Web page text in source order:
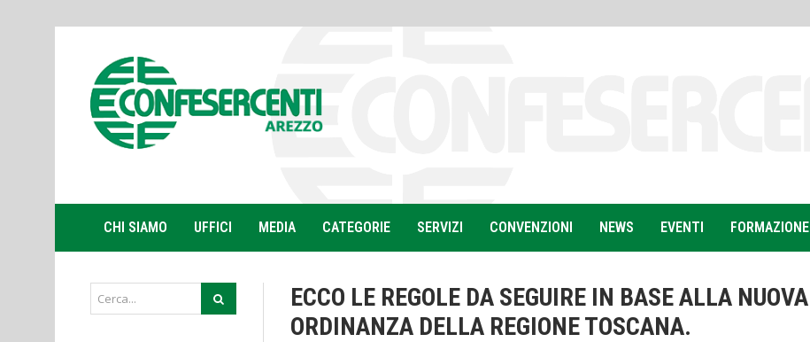
CHI SIAMO UFFICI MEDIA CATEGORIE SERVIZI CONVENZIONI NEWS EVENTI FORMAZIONE
ECCO LE REGOLE DA SEGUIRE IN BASE ALLA NUOVA
ORDINANZA DELLA REGIONE TOSCANA.